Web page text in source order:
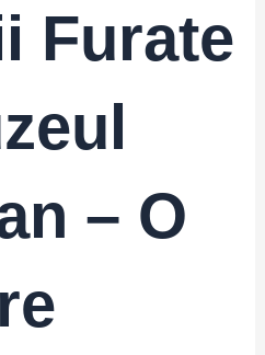
Furate
– O